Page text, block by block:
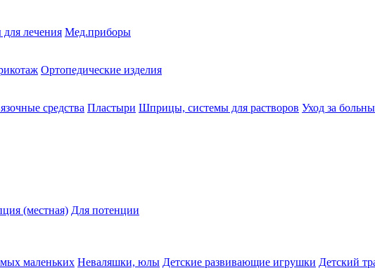
лечения Мед.приборы
Ортопедические изделия
средства Пластыри Шприцы, системы для растворов Уход за
(местная) Для потенции
маленьких Неваляшки, юлы Детские развивающие игрушки Детский